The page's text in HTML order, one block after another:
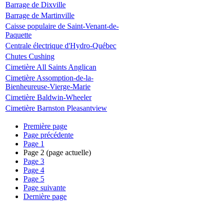
Barrage de Dixville
Barrage de Martinville
Caisse populaire de Saint-Venant-de-
Paquette
Centrale électrique d'Hydro-Québec
Chutes Cushing
Cimetière All Saints Anglican
Cimetière Assomption-de-la-
Bienheureuse-Vierge-Marie
Cimetière Baldwin-Wheeler
Cimetière Barnston Pleasantview
Première page
Page précédente
Page 1
Page 2 (page actuelle)
Page 3
Page 4
Page 5
Page suivante
Dernière page